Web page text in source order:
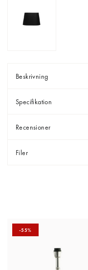
Beskrivning
Specifikation
Recensioner
Filer
-55%